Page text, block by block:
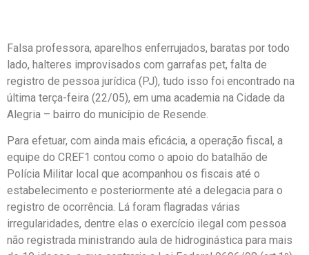
Falsa professora, aparelhos enferrujados, baratas por todo
lado, halteres improvisados com garrafas pet, falta de
registro de pessoa jurídica (PJ), tudo isso foi encontrado na
última terça-feira (22/05), em uma academia na Cidade da
Alegria – bairro do município de Resende.
Para efetuar, com ainda mais eficácia, a operação fiscal, a
equipe do CREF1 contou como o apoio do batalhão de
Polícia Militar local que acompanhou os fiscais até o
estabelecimento e posteriormente até a delegacia para o
registro de ocorrência. Lá foram flagradas várias
irregularidades, dentre elas o exercício ilegal com pessoa
não registrada ministrando aula de hidroginástica para mais